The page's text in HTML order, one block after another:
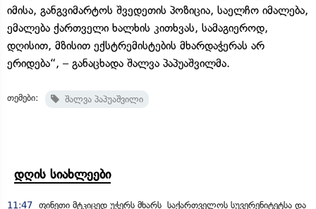
იმისა, განგვიმარტოს შვედეთის პოზიცია, საელჩო იმალება,
ემალება ქართველი ხალხის კითხვას, სამაგიეროდ,
დღისით, მზისით ექსტრემისტების მხარდაჭერას არ
ერიდება“, – განაცხადა შალვა პაპუაშვილმა.
თემები: შალვა პაპუაშვილი
დღის სიახლეები
11:47 ფინეთი მტკიცედ უჭერს მხარს საქართველოს სუვერენიტეტსა და